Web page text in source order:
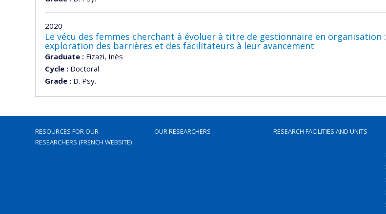
2020
Le vécu des femmes cherchant à évoluer à titre de gestionnaire en organisation :
exploration des barrières et des facilitateurs à leur avancement
Graduate : Fizazi, Inès
Cycle : Doctoral
Grade : D. Psy.
RESOURCES FOR OUR
RESEARCHERS (FRENCH WEBSITE)
OUR RESEARCHERS RESEARCH FACILITIES AND UNITS